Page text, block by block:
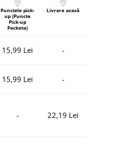
Punctele pick-
up (Puncte
Pick-up
Packeta)
Livrare acasă
15,99 Lei -
15,99 Lei -
- 22,19 Lei